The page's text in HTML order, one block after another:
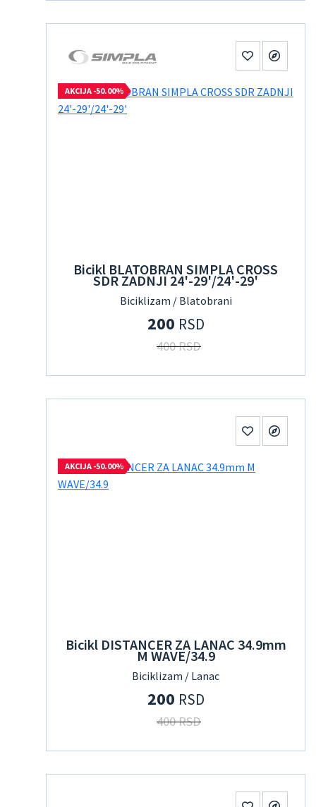
AKCIJA -50.00%
Bicikl BLATOBRAN SIMPLA CROSS
SDR ZADNJI 24'-29'/24'-29'
Biciklizam / Blatobrani
200 RSD
400 RSD
AKCIJA -50.00%
Bicikl DISTANCER ZA LANAC 34.9mm
M WAVE/34.9
Biciklizam / Lanac
200 RSD
400 RSD